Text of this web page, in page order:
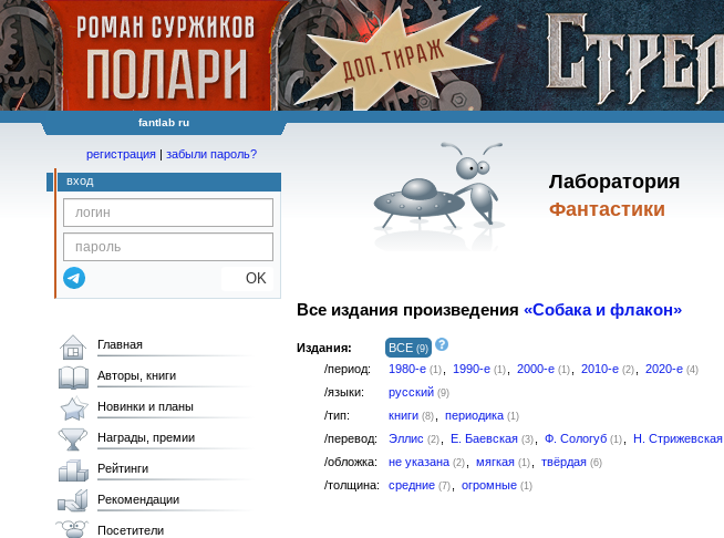
fantlab ru
Лаборатория
Фантастики
регистрация | забыли пароль?
вход
OK
Все издания произведения «Собака и флакон»
Издания: ВСЕ (9)
/период: 1980-е (1) 1990-е (1) 2000-е (1) 2010-е (2) 2020-е (4)
/языки: русский (9)
/тип: книги (8) периодика (1)
/перевод: Эллис (2) Е. Баевская (3) Ф. Сологуб (1) Н. Стрижевская
/обложка: не указана (2) мягкая (1) твёрдая (6)
/толщина: средние (7) огромные (1)
Главная
Авторы, книги
Новинки и планы
Награды, премии
Рейтинги
Рекомендации
Посетители